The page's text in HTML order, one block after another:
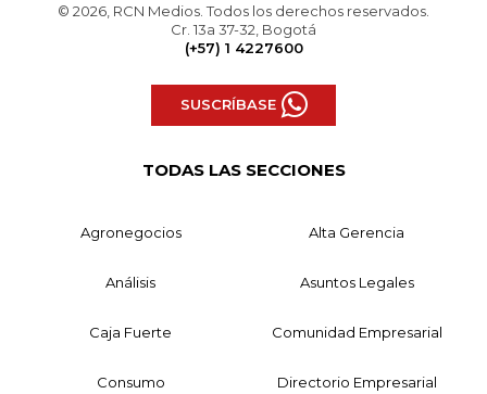
© 2026, RCN Medios. Todos los derechos reservados.
Cr. 13a 37-32, Bogotá
(+57) 1 4227600
SUSCRÍBASE
TODAS LAS SECCIONES
Agronegocios Alta Gerencia
Análisis Asuntos Legales
Caja Fuerte Comunidad Empresarial
Consumo Directorio Empresarial